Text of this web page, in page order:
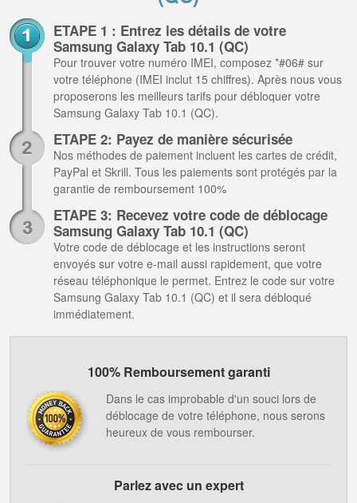
ETAPE 1 : Entrez les détails de votre
Samsung Galaxy Tab 10.1 (QC)
Pour trouver votre numéro IMEI, composez *#06# sur
votre téléphone (IMEI inclut 15 chiffres). Après nous vous
proposerons les meilleurs tarifs pour débloquer votre
Samsung Galaxy Tab 10.1 (QC).
ETAPE 2: Payez de manière sécurisée
Nos méthodes de paiement incluent les cartes de crédit,
PayPal et Skrill. Tous les paiements sont protégés par la
garantie de remboursement 100%
ETAPE 3: Recevez votre code de déblocage
Samsung Galaxy Tab 10.1 (QC)
Votre code de déblocage et les instructions seront
envoyés sur votre e-mail aussi rapidement, que votre
réseau téléphonique le permet. Entrez le code sur votre
Samsung Galaxy Tab 10.1 (QC) et il sera débloqué
immédiatement.
100% Remboursement garanti
Dans le cas improbable d'un souci lors de
déblocage de votre téléphone, nous serons
heureux de vous rembourser.
Parlez avec un expert